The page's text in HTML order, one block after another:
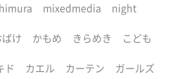
mixedmedia night
ばけ かもめ きらめき こども
ド カエル カーテン ガールズ